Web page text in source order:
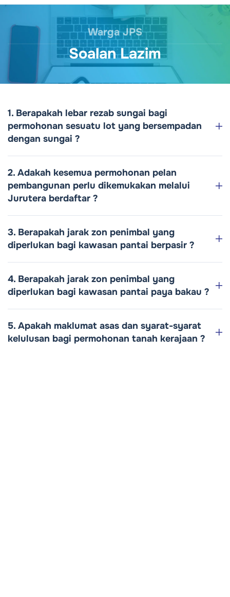
Warga JPS
Soalan Lazim
1. Berapakah lebar rezab sungai bagi
permohonan sesuatu lot yang bersempadan
dengan sungai ?
2. Adakah kesemua permohonan pelan
pembangunan perlu dikemukakan melalui
Jurutera berdaftar ?
3. Berapakah jarak zon penimbal yang
diperlukan bagi kawasan pantai berpasir ?
4. Berapakah jarak zon penimbal yang
diperlukan bagi kawasan pantai paya bakau ?
5. Apakah maklumat asas dan syarat-syarat
kelulusan bagi permohonan tanah kerajaan ?